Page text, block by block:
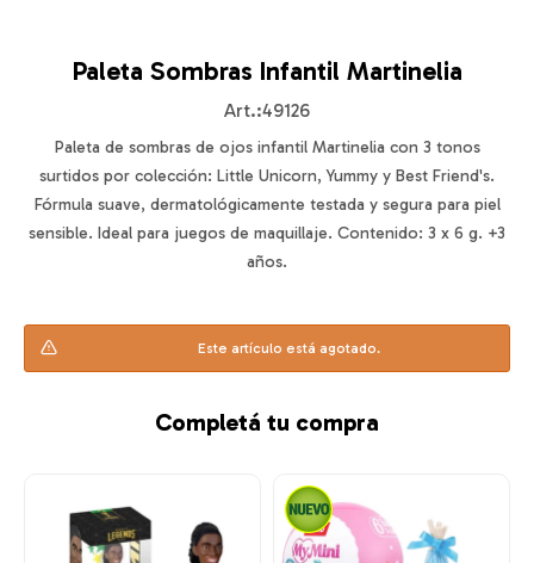
Paleta Sombras Infantil Martinelia
49126
Paleta de sombras de ojos infantil Martinelia con 3 tonos
surtidos por colección: Little Unicorn, Yummy y Best Friend's.
Fórmula suave, dermatológicamente testada y segura para piel
sensible. Ideal para juegos de maquillaje. Contenido: 3 x 6 g. +3
años.
Este artículo está agotado.
Completá tu compra